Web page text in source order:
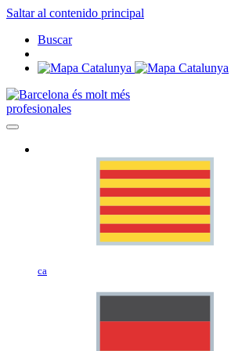
Saltar al contenido principal
Buscar
profesionales
ca